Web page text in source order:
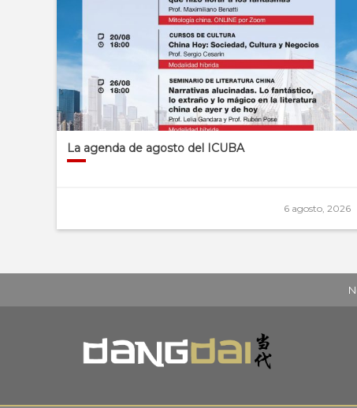
La agenda de agosto del ICUBA
6 agosto, 2026